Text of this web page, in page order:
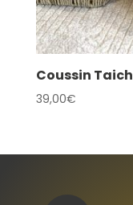
Coussin
39,00€